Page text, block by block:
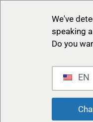
We've
speaking
Do you
EN